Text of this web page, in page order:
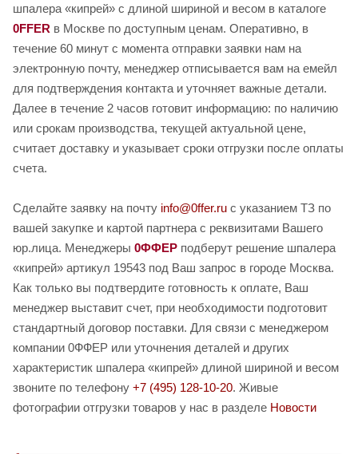
шпалера «кипрей» с длиной шириной и весом в каталоге
0FFER в Москве по доступным ценам. Оперативно, в
течение 60 минут с момента отправки заявки нам на
электронную почту, менеджер отписывается вам на емейл
для подтверждения контакта и уточняет важные детали.
Далее в течение 2 часов готовит информацию: по наличию
или срокам производства, текущей актуальной цене,
считает доставку и указывает сроки отгрузки после оплаты
счета.
Сделайте заявку на почту info@0ffer.ru с указанием ТЗ по
вашей закупке и картой партнера с реквизитами Вашего
юр.лица. Менеджеры 0ФФЕР подберут решение шпалера
«кипрей» артикул 19543 под Ваш запрос в городе Москва.
Как только вы подтвердите готовность к оплате, Ваш
менеджер выставит счет, при необходимости подготовит
стандартный договор поставки. Для связи с менеджером
компании 0ФФЕР или уточнения деталей и других
характеристик шпалера «кипрей» длиной шириной и весом
звоните по телефону +7 (495) 128-10-20. Живые
фотографии отгрузки товаров у нас в разделе Новости